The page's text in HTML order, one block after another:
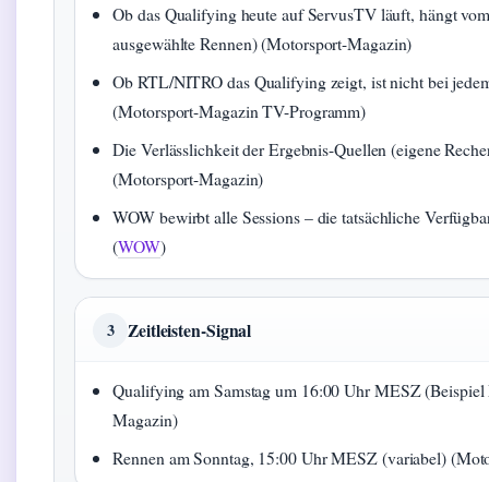
Ob das Qualifying heute auf ServusTV läuft, hängt
ausgewählte Rennen) (Motorsport-Magazin)
Ob RTL/NITRO das Qualifying zeigt, ist nicht bei
(Motorsport-Magazin TV-Programm)
Die Verlässlichkeit der Ergebnis-Quellen (eigene
(Motorsport-Magazin)
WOW bewirbt alle Sessions – die tatsächliche
(WOW)
3 Zeitleisten-Signal
Qualifying am Samstag um 16:00 Uhr MESZ
Magazin)
Rennen am Sonntag, 15:00 Uhr MESZ (variabel)